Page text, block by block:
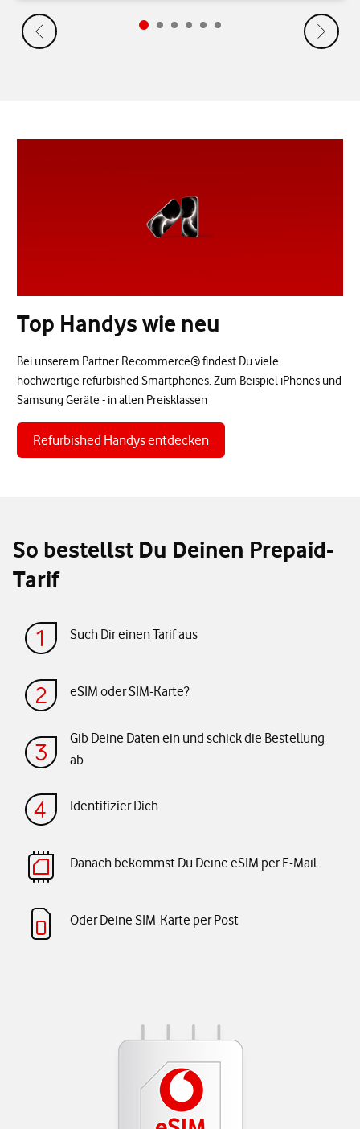
Top Handys wie neu
Bei unserem Partner Recommerce® findest Du viele
hochwertige refurbished Smartphones. Zum Beispiel iPhones und
Samsung Geräte - in allen Preisklassen
Refurbished Handys entdecken
So bestellst Du Deinen Prepaid-
Tarif
Such Dir einen Tarif aus
eSIM oder SIM-Karte?
Gib Deine Daten ein und schick die Bestellung
ab
Identifizier Dich
Danach bekommst Du Deine eSIM per E-Mail
Oder Deine SIM-Karte per Post